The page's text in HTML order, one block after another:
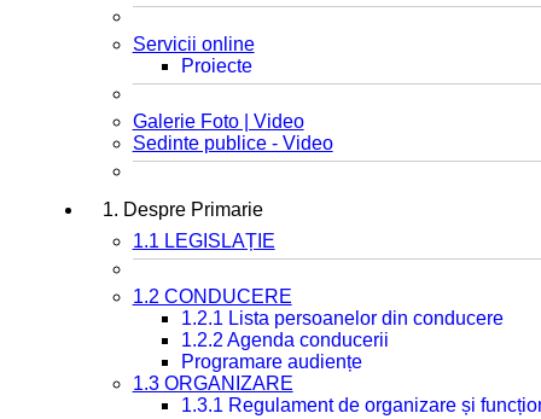
Servicii online
Proiecte
Galerie Foto | Video
Sedinte publice - Video
1. Despre Primarie
1.1 LEGISLAȚIE
1.2 CONDUCERE
1.2.1 Lista persoanelor din conducere
1.2.2 Agenda conducerii
Programare audiențe
1.3 ORGANIZARE
1.3.1 Regulament de organizare și